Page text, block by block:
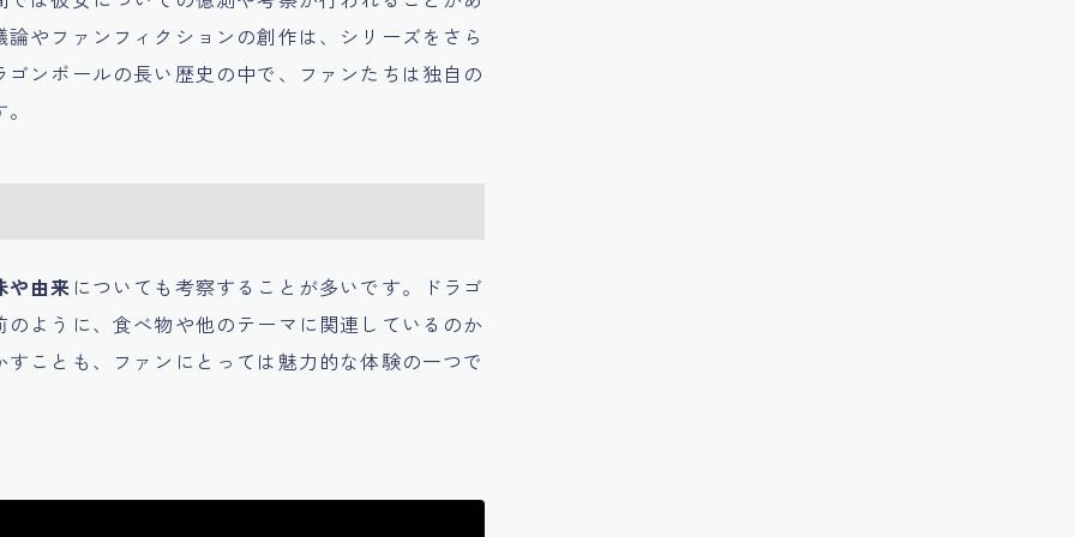
やファンフィクションの創作は、シリーズをさら
ンボールの長い歴史の中で、ファンたちは独自の
や由来 についても考察することが多いです。ドラゴ
ように、食べ物や他のテーマに関連しているのか
ことも、ファンにとっては魅力的な体験の一つで